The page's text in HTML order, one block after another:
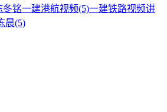
冬铭一建港航视频(5)一建铁路视频讲
晨(5)